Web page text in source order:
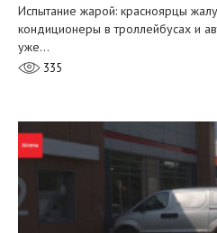
Испытание жарой: красноярцы
кондиционеры в троллейбусах и
уже…
335